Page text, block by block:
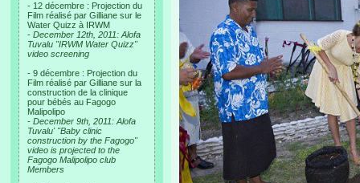
- 12 décembre : Projection du
Film réalisé par Gilliane sur le
Water Quizz à IRWM
- December 12th, 2011: Alofa
Tuvalu "IRWM Water Quizz"
video screening
- 9 décembre : Projection du
Film réalisé par Gilliane sur la
construction de la clinique
pour bébés au Fagogo
Malipolipo
- December 9th, 2011: Alofa
Tuvalu' "Baby clinic
construction by the Fagogo"
video is projected to the
Fagogo Malipolipo club
Members